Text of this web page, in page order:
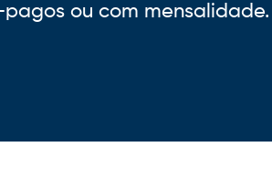
pagos ou com mensalidade.